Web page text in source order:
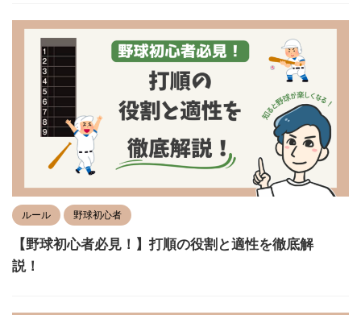
ルール 野球初心者
【野球初心者必見！】打順の役割と適性を徹底解
説！